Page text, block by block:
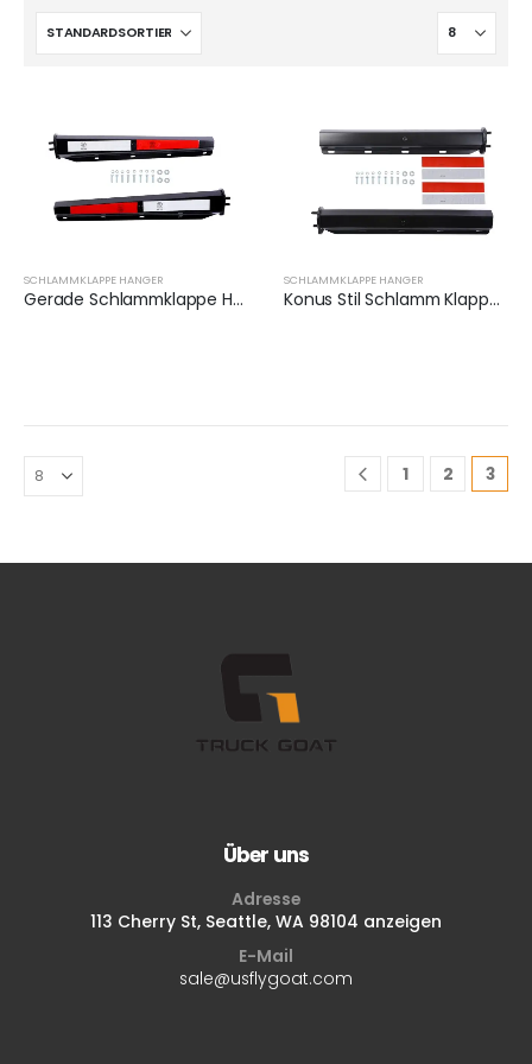
SCHLAMMKLAPPE HANGER
Gerade Schlammklappe Hanger Halterung Set | XKJ-MFH-03-1/2
SCHLAMMKLAPPE HANGER
Konus Stil Schlamm Klappe Hanger Halterung Set | XKJ-MFH-02-1/2
1 2 3
Über uns
Adresse
113 Cherry St, Seattle, WA 98104 anzeigen
E-Mail
sale@usflygoat.com